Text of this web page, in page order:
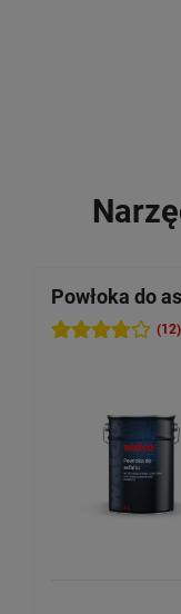
Powłoka do
(12)